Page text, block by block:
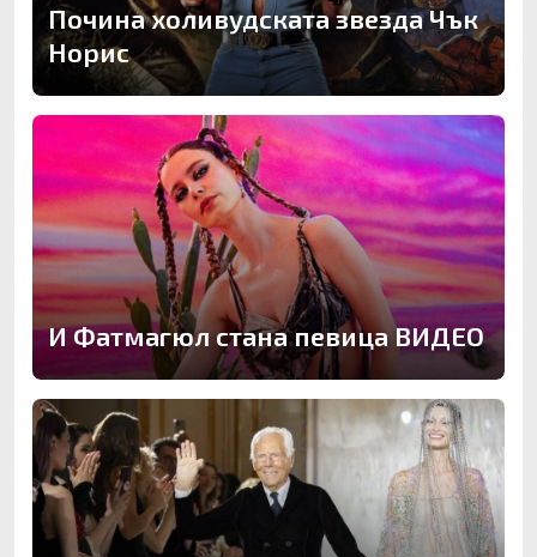
Почина холивудската звезда Чък
Норис
И Фатмагюл стана певица ВИДЕО